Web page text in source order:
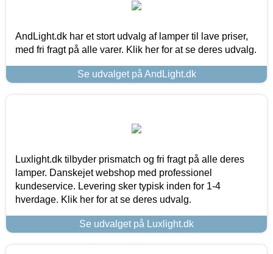
AndLight.dk har et stort udvalg af lamper til lave priser,
med fri fragt på alle varer. Klik her for at se deres udvalg.
Se udvalget på AndLight.dk
Luxlight.dk tilbyder prismatch og fri fragt på alle deres
lamper. Danskejet webshop med professionel
kundeservice. Levering sker typisk inden for 1-4
hverdage. Klik her for at se deres udvalg.
Se udvalget på Luxlight.dk